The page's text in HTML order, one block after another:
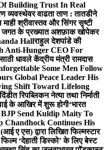
Building Trust In Real
व्यवस्थेवर वाढता ताण : तातडीने
श्रीवास्तव और सिंगर सृष्टी
जगत के प्रख्यात अशफ़ाक खोपेकर
Hallराहुल देशपांडे की
Anti-Hunger CEO For
धावले केंद्रीय मंत्री रामदास
Some Men Follow
Global Peace Leader His
Shift Toward Lifelong
रिपब्लिकन नेत्या तथा निर्माती
के आखिर में शुरू होगी‘भारत
Send Kuldip Maity To
Chandhock Continues His
ए एस) द्वारा लिखित फिल्मस्टार
‘देहाती डिस्को’ के लिए बेस्ट